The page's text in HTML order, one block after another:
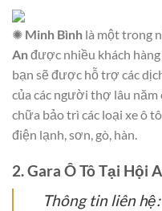
✺ Minh Bình là một trong
Anđược nhiều khách hàng
bạn sẽ được hỗ trợ các
của các người thợ lâu
chữa bảo trì các loại xe ô
điện lạnh, sơn, gò, hàn.
2. Gara Ô Tô Tại Hội
Thông tin liên hệ: